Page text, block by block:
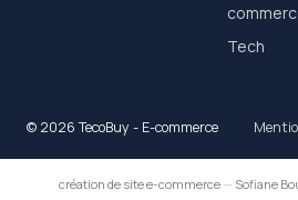
Tech
© 2026 TecoBuy - E-commerce
création de site e-commerce— Sofiane